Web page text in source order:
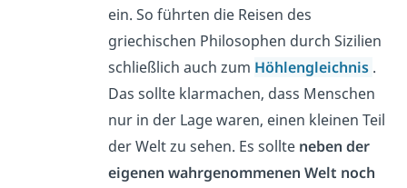
ein. So führten die Reisen des
griechischen Philosophen durch Sizilien
schließlich auch zum Höhlengleichnis .
Das sollte klarmachen, dass Menschen
nur in der Lage waren, einen kleinen Teil
der Welt zu sehen. Es sollte neben der
eigenen wahrgenommenen Welt noch